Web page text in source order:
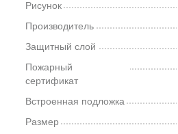
Рисунок
Производитель
Защитный слой
Пожарный
сертификат
Встроенная подложка
Размер